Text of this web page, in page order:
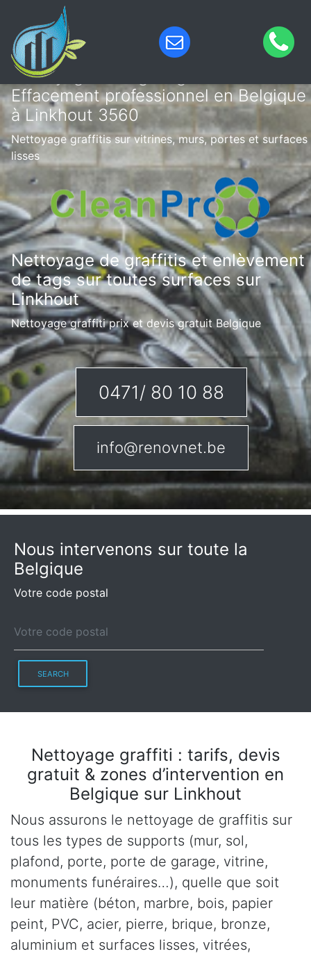
Nettoyage de tags & graffitis –
Effacement professionnel en Belgique
à Linkhout 3560
Nettoyage graffitis sur vitrines, murs, portes et surfaces
lisses
Nettoyage de graffitis et enlèvement
de tags sur toutes surfaces sur
Linkhout
Nettoyage graffiti prix et devis gratuit Belgique
0471/ 80 10 88
info@renovnet.be
Nous intervenons sur toute la
Belgique
Votre code postal
SEARCH
Nettoyage graffiti : tarifs, devis
gratuit & zones d’intervention en
Belgique sur Linkhout
Nous assurons le nettoyage de graffitis sur
tous les types de supports (mur, sol,
plafond, porte, porte de garage, vitrine,
monuments funéraires…), quelle que soit
leur matière (béton, marbre, bois, papier
peint, PVC, acier, pierre, brique, bronze,
aluminium et surfaces lisses, vitrées,